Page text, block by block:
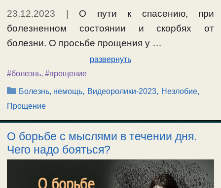
23.12.2023
О пути к спасению, при
болезненном состоянии и скорбях от
болезни. О просьбе прощения у …
развернуть
#болезнь, #прощение
Рубрики
Болезнь, немощь, Видеоролики-2023, Незлобие,
Прощение
О борьбе с мыслями в течении дня.
Чего надо бояться?